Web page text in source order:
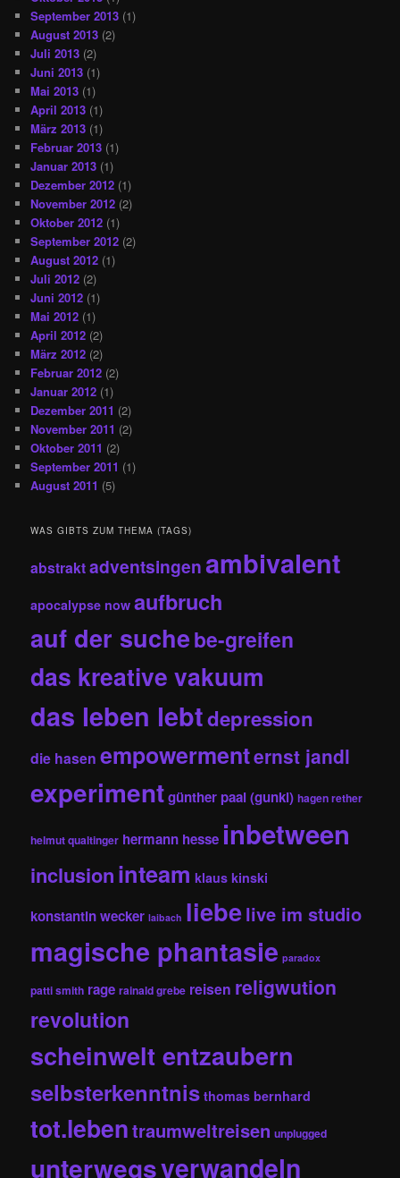
September 2013 (1)
August 2013 (2)
Juli 2013 (2)
Juni 2013 (1)
Mai 2013 (1)
April 2013 (1)
März 2013 (1)
Februar 2013 (1)
Januar 2013 (1)
Dezember 2012 (1)
November 2012 (2)
Oktober 2012 (1)
September 2012 (2)
August 2012 (1)
Juli 2012 (2)
Juni 2012 (1)
Mai 2012 (1)
April 2012 (2)
März 2012 (2)
Februar 2012 (2)
Januar 2012 (1)
Dezember 2011 (2)
November 2011 (2)
Oktober 2011 (2)
September 2011 (1)
August 2011 (5)
WAS GIBTS ZUM THEMA (TAGS)
abstraktadventsingenambivalent
apocalypse now aufbruch
auf der suchebe-greifen
das kreative vakuum
das leben lebtdepression
die hasen empowermenternst jandl
experimentgünther paal (gunkl) hagen rether
helmut qualtinger hermann hesse inbetween
inclusioninteam klaus kinski
konstantin wecker laibach liebelive im studio
magische phantasie paradox
patti smith rage rainald grebe reisen religwution
revolution
scheinwelt entzaubern
selbsterkenntnis thomas bernhard
tot.lebentraumweltreisen unplugged
unterwegsverwandeln